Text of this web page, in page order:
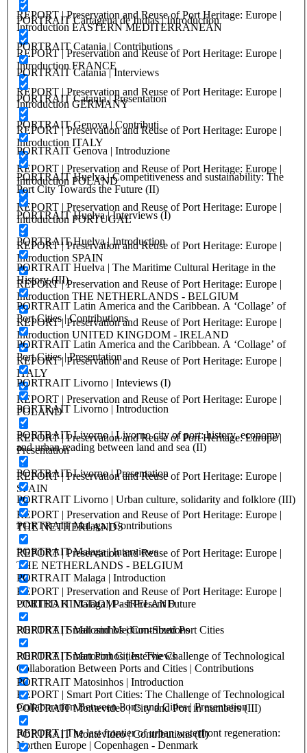
REPORT | Preservation and Reuse of Port Heritage: Europe |
Introduction EASTERN MEDITERRANEAN
REPORT | Preservation and Reuse of Port Heritage: Europe |
Introduction FRANCE
REPORT | Preservation and Reuse of Port Heritage: Europe |
Introduction GERMANY
REPORT | Preservation and Reuse of Port Heritage: Europe |
Introduction ITALY
REPORT | Preservation and Reuse of Port Heritage: Europe |
Introduction POLAND
REPORT | Preservation and Reuse of Port Heritage: Europe |
Introduction PORTUGAL
REPORT | Preservation and Reuse of Port Heritage: Europe |
Introduction SPAIN
REPORT | Preservation and Reuse of Port Heritage: Europe |
Introduction THE NETHERLANDS - BELGIUM
REPORT | Preservation and Reuse of Port Heritage: Europe |
Introduction UNITED KINGDOM - IRELAND
REPORT | Preservation and Reuse of Port Heritage: Europe |
ITALY
REPORT | Preservation and Reuse of Port Heritage: Europe |
POLAND
REPORT | Preservation and Reuse of Port Heritage: Europe |
Presentation
REPORT | Preservation and Reuse of Port Heritage: Europe |
SPAIN
REPORT | Preservation and Reuse of Port Heritage: Europe |
THE NETHERLANDS
REPORT | Preservation and Reuse of Port Heritage: Europe |
THE NETHERLANDS - BELGIUM
REPORT | Preservation and Reuse of Port Heritage: Europe |
UNITED KINGDOM – IRELAND
REPORT | Small and Medium-Sized Port Cities
REPORT | Smart Port Cities: The Challenge of Technological
Collaboration Between Ports and Cities | Contributions
REPORT | Smart Port Cities: The Challenge of Technological
Collaboration Between Ports and Cities | Presentation
REPORT | The last frontier of urban waterfront regeneration:
Northen Europe | Copenhagen - Denmark
PORTRAIT Cartagena de Indias | Introduction
PORTRAIT Catania | Contributions
PORTRAIT Catania | Interviews
PORTRAIT Catania | Presentation
PORTRAIT Genova | Contributi
PORTRAIT Genova | Introduzione
PORTRAIT Huelva | Competitiveness and sustainability: The
Port City Towards the Future (II)
PORTRAIT Huelva | Interviews (I)
PORTRAIT Huelva | Introduction
PORTRAIT Huelva | The Maritime Cultural Heritage in the
History (III)
PORTRAIT Latin America and the Caribbean. A ‘Collage’ of
Port Cities | Contributions
PORTRAIT Latin America and the Caribbean. A ‘Collage’ of
Port Cities | Presentation
PORTRAIT Livorno | Inteviews (I)
PORTRAIT Livorno | Introduction
PORTRAIT Livorno | Livorno city of port: history, economy
and urban reading between land and sea (II)
PORTRAIT Livorno | Presentation
PORTRAIT Livorno | Urban culture, solidarity and folklore (III)
PORTRAIT Malaga | Contributions
PORTRAIT Malaga | Interviews
PORTRAIT Malaga | Introduction
PORTRAIT Malaga | Past Present Future
PORTRAIT Matosinhos | Contributions
PORTRAIT Matosinhos | Interviews
PORTRAIT Matosinhos | Introduction
PORTRAIT Montevideo | City and Port in numbers (III)
PORTRAIT Montevideo | Contributions (II)